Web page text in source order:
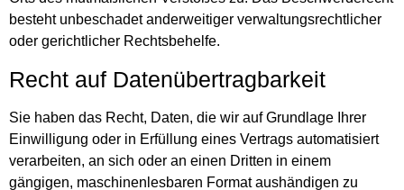
besteht unbeschadet anderweitiger verwaltungsrechtlicher
oder gerichtlicher Rechtsbehelfe.
Recht auf Daten­übertrag­barkeit
Sie haben das Recht, Daten, die wir auf Grundlage Ihrer
Einwilligung oder in Erfüllung eines Vertrags automatisiert
verarbeiten, an sich oder an einen Dritten in einem
gängigen, maschinenlesbaren Format aushändigen zu